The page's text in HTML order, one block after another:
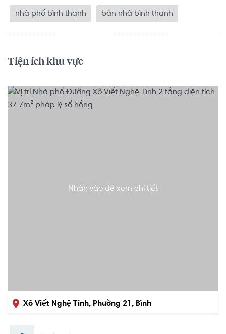
nhà phố bình thạnh bán nhà bình thạnh
Tiện ích khu vực
Nhấn vào để xem chi tiết
Xô Viết Nghệ Tĩnh, Phường 21, Bình